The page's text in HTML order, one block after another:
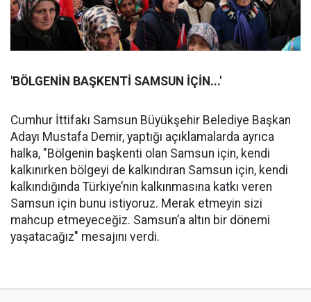
'BÖLGENİN BAŞKENTİ SAMSUN İÇİN...'
Cumhur İttifakı Samsun Büyükşehir Belediye Başkan
Adayı Mustafa Demir, yaptığı açıklamalarda ayrıca
halka, "Bölgenin başkenti olan Samsun için, kendi
kalkınırken bölgeyi de kalkındıran Samsun için, kendi
kalkındığında Türkiye’nin kalkınmasına katkı veren
Samsun için bunu istiyoruz. Merak etmeyin sizi
mahcup etmeyeceğiz. Samsun’a altın bir dönemi
yaşatacağız" mesajını verdi.